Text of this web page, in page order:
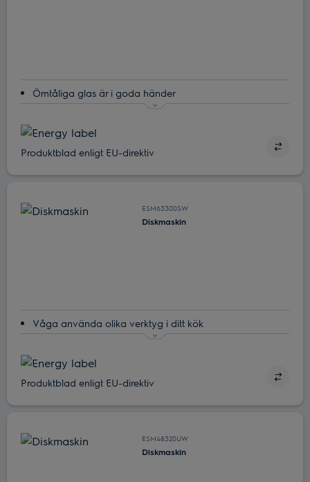
Ömtåliga glas är i goda händer
Dina finglas skyddas med SoftGrips och SoftSpikes
Alla dina bestick kan diskas på en gång med MaxiFlex
SatelliteClean®. Komplett rengöring. Utan att extra vatten
Produktblad enligt EU-direktiv
ESM63300SW
Diskmaskin
Våga använda olika verktyg i ditt kök
Alla dina bestick kan diskas på en gång med MaxiFlex
Heltäckande med SatelliteClean
Med dubbla spolarmar når vattnet överallt
Produktblad enligt EU-direktiv
ESM48320UW
Diskmaskin